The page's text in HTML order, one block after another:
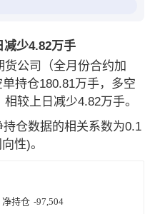
减少4.82万手
公司（全月份合约加
持仓180.81万手，多空
较上日减少4.82万手。
仓数据的相关系数为0.1
性)。
净持仓 -97,504